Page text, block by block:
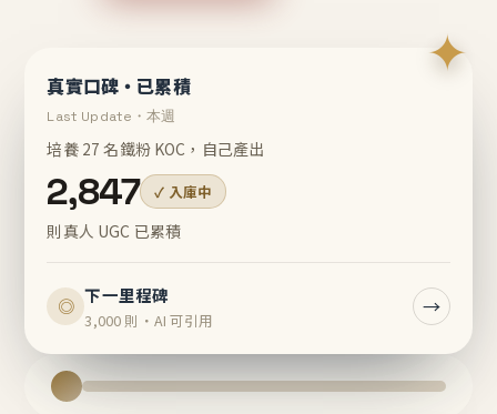
✦
真實口碑・已累積
Last Update・本週
培養 27 名鐵粉 KOC，自己產出
2,847 ✓ 入庫中
則真人 UGC 已累積
◎ 下一里程碑
3,000 則・AI 可引用
→